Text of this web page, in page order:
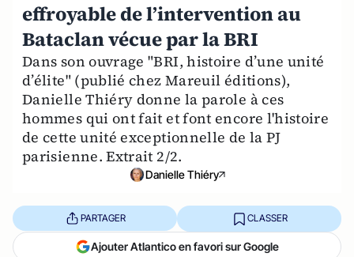
effroyable de l’intervention au
Bataclan vécue par la BRI
Dans son ouvrage "BRI, histoire d’une unité
d’élite" (publié chez Mareuil éditions),
Danielle Thiéry donne la parole à ces
hommes qui ont fait et font encore l'histoire
de cette unité exceptionnelle de la PJ
parisienne. Extrait 2/2.
Danielle Thiéry
PARTAGER CLASSER
Ajouter Atlantico en favori sur Google